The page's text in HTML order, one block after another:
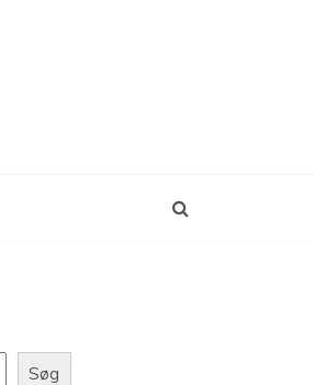
Søg